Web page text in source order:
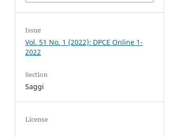
Issue
Vol. 51 No. 1 (2022): DPCE Online 1-
2022
Section
Saggi
License